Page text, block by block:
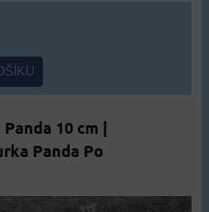
10 cm |
Panda Po